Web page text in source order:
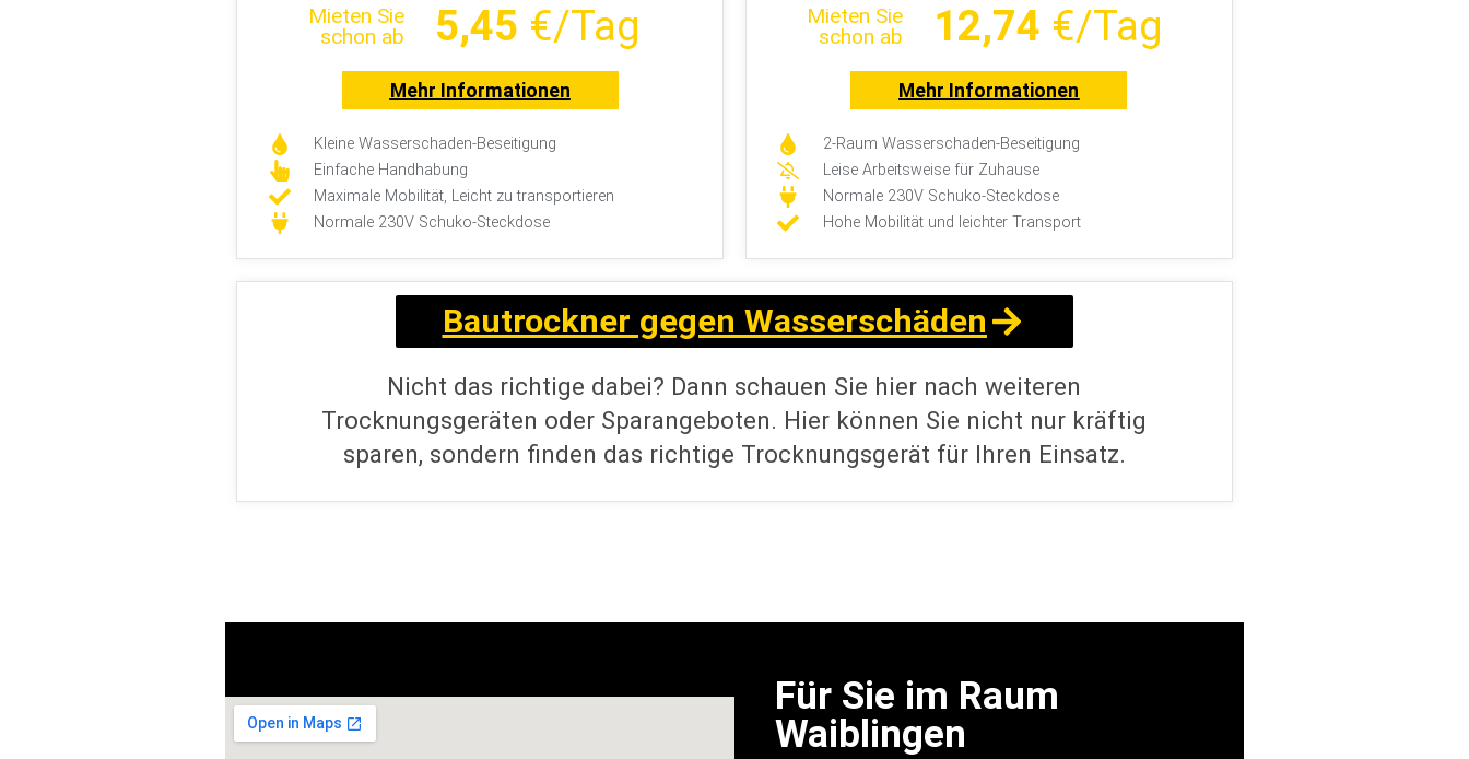
Mieten Sie
schon ab
5,45 €/Tag
Mehr Informationen
Kleine Wasserschaden-Beseitigung
Einfache Handhabung
Maximale Mobilität, Leicht zu transportieren
Normale 230V Schuko-Steckdose
Mieten Sie
schon ab
12,74 €/Tag
Mehr Informationen
2-Raum Wasserschaden-Beseitigung
Leise Arbeitsweise für Zuhause
Normale 230V Schuko-Steckdose
Hohe Mobilität und leichter Transport
Bautrockner gegen Wasserschäden
Nicht das richtige dabei? Dann schauen Sie hier nach weiteren
Trocknungsgeräten oder Sparangeboten. Hier können Sie nicht nur kräftig
sparen, sondern finden das richtige Trocknungsgerät für Ihren Einsatz.
Für Sie im Raum
Waiblingen